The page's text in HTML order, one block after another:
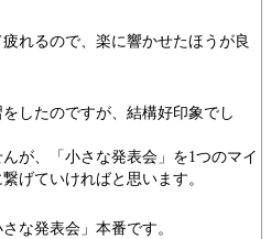
れるので、楽に響かせたほうが良
したのですが、結構好印象でし
が、「小さな発表会」を1つのマイ
げていければと思います。
な発表会」本番です。